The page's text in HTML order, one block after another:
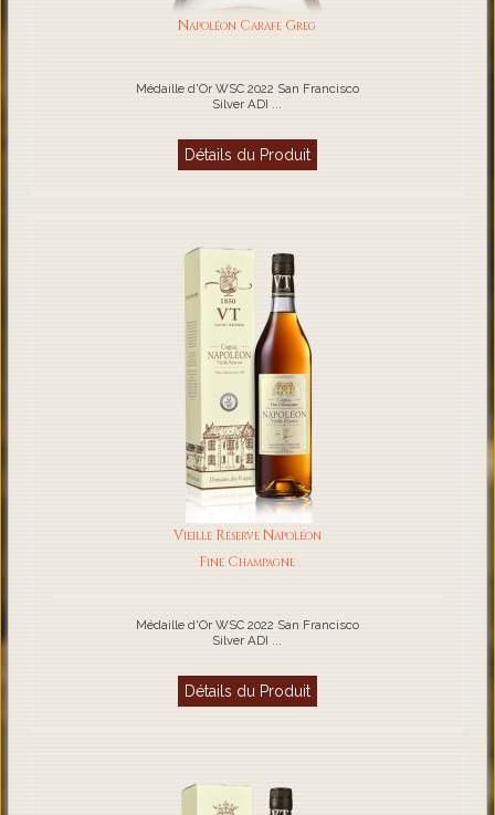
Napoléon Carafe Greg
Médaille d'Or WSC 2022 San Francisco
Silver ADI ...
Détails du Produit
Vieille Réserve Napoléon
Fine Champagne
Médaille d'Or WSC 2022 San Francisco
Silver ADI ...
Détails du Produit